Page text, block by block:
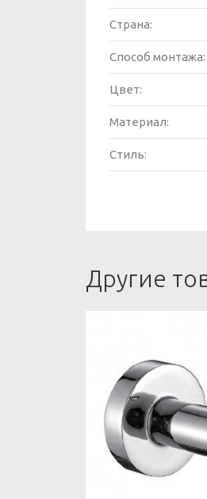
Страна:
Способ монтажа:
Цвет:
Материал:
Стиль:
Другие